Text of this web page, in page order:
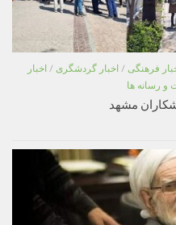
فرهنگی / اخبار گردشگری / اخبار
و رسانه ها
مشهد